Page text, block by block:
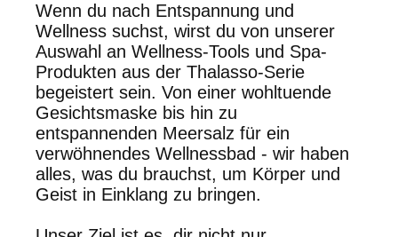
Wenn du nach Entspannung und
Wellness suchst, wirst du von unserer
Auswahl an Wellness-Tools und Spa-
Produkten aus der Thalasso-Serie
begeistert sein. Von einer wohltuende
Gesichtsmaske bis hin zu
entspannenden Meersalz für ein
verwöhnendes Wellnessbad - wir haben
alles, was du brauchst, um Körper und
Geist in Einklang zu bringen.